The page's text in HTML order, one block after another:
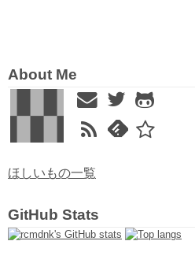
About Me
ほしいもの一覧
GitHub Stats